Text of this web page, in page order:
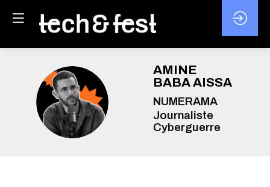
ABA
AMINE
BABA AISSA
NUMERAMA
Journaliste
Cyberguerre